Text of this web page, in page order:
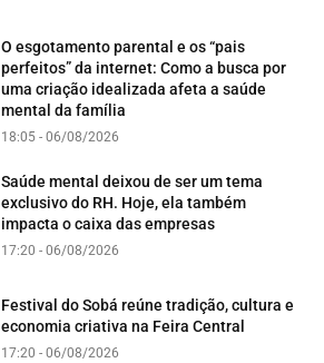
O esgotamento parental e os “pais
perfeitos” da internet: Como a busca por
uma criação idealizada afeta a saúde
mental da família
18:05 - 06/08/2026
Saúde mental deixou de ser um tema
exclusivo do RH. Hoje, ela também
impacta o caixa das empresas
17:20 - 06/08/2026
Festival do Sobá reúne tradição, cultura e
economia criativa na Feira Central
17:20 - 06/08/2026